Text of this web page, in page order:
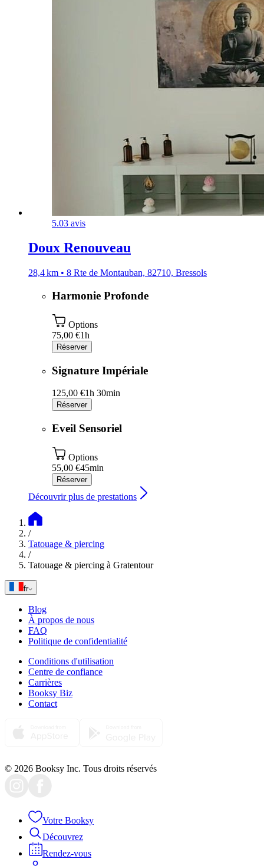
5.03 avis
Doux Renouveau
28,4 km • 8 Rte de Montauban, 82710, Bressols
Harmonie Profonde
Options
75,00 €1h
Réserver
Signature Impériale
125,00 €1h 30min
Réserver
Eveil Sensoriel
Options
55,00 €45min
Réserver
Découvrir plus de prestations
/
Tatouage & piercing
/
Tatouage & piercing à Gratentour
fr
Blog
À propos de nous
FAQ
Politique de confidentialité
Conditions d'utilisation
Centre de confiance
Carrières
Booksy Biz
Contact
© 2026 Booksy Inc. Tous droits réservés
Votre Booksy
Découvrez
Rendez-vous